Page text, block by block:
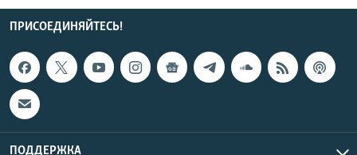
ПРИСОЕДИНЯЙТЕСЬ!
ПОДДЕРЖКА